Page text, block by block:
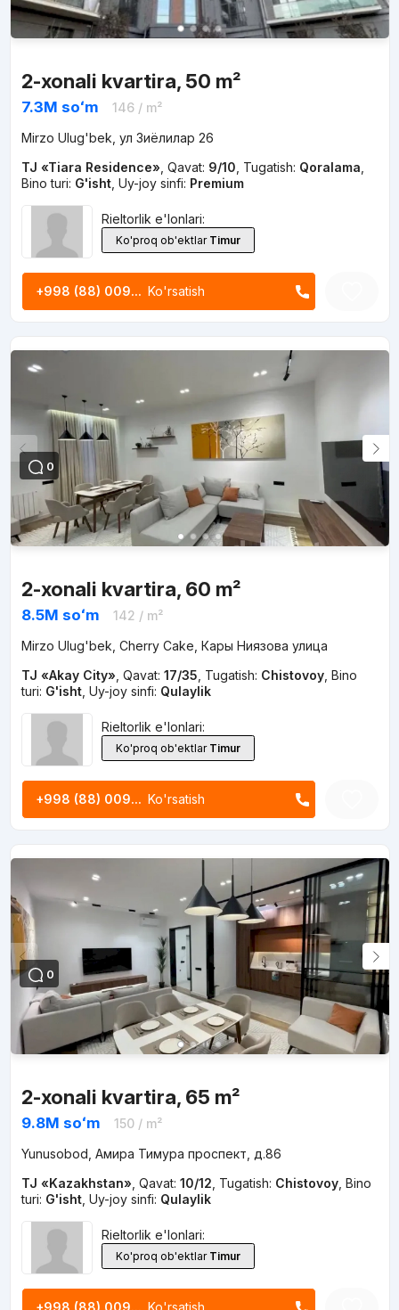
2-xonali kvartira, 50 m²
7.3M soʻm 146/ m²
Mirzo Ulug'bek, ул Зиёлилар 26
TJ «Tiara Residence» Qavat: 9/10 Tugatish: Qoralama
Bino turi: G'isht, Uy-joy sinfi: Premium
Rieltorlik e'lonlari:
Ko'proq ob'ektlar Timur
+998 (88) 009... Ko'rsatish
0
2-xonali kvartira, 60 m²
8.5M soʻm 142 / m²
Mirzo Ulug'bek, Cherry Cake, Кары Ниязова улица
TJ «Akay City» Qavat: 17/35 Tugatish: Chistovoy, Bino
turi: G'isht, Uy-joy sinfi: Qulaylik
Rieltorlik e'lonlari:
Ko'proq ob'ektlar Timur
+998 (88) 009... Ko'rsatish
0
2-xonali kvartira, 65 m²
9.8M soʻm 150/ m²
Yunusobod, Амира Тимура проспект, д.86
TJ «Kazakhstan» Qavat: 10/12 Tugatish: Chistovoy, Bino
turi: G'isht, Uy-joy sinfi: Qulaylik
Rieltorlik e'lonlari:
Ko'proq ob'ektlar Timur